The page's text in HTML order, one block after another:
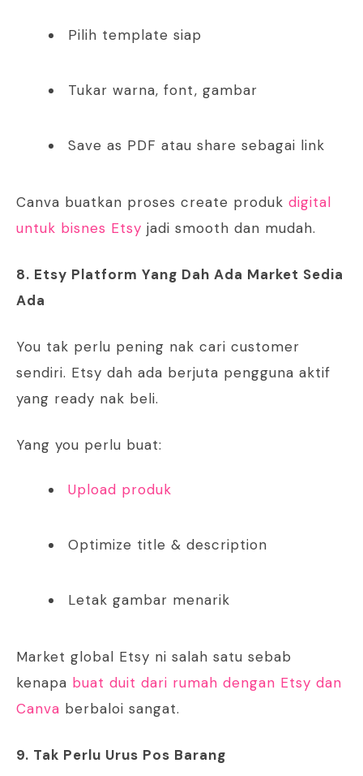
Pilih template siap
Tukar warna, font, gambar
Save as PDF atau share sebagai link
Canva buatkan proses create produk digital
untuk bisnes Etsy jadi smooth dan mudah.
8. Etsy Platform Yang Dah Ada Market Sedia
Ada
You tak perlu pening nak cari customer
sendiri. Etsy dah ada berjuta pengguna aktif
yang ready nak beli.
Yang you perlu buat:
Upload produk
Optimize title & description
Letak gambar menarik
Market global Etsy ni salah satu sebab
kenapa buat duit dari rumah dengan Etsy dan
Canva berbaloi sangat.
9. Tak Perlu Urus Pos Barang